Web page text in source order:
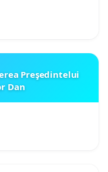
Preşedintelui
Dan